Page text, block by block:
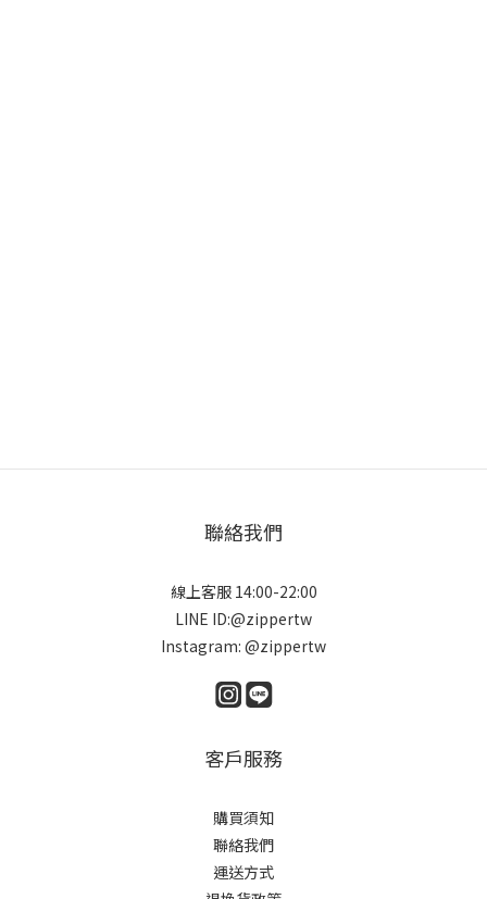
聯絡我們
線上客服 14:00-22:00
LINE ID:@zippertw
Instagram: @zippertw
客戶服務
購買須知
聯絡我們
運送方式